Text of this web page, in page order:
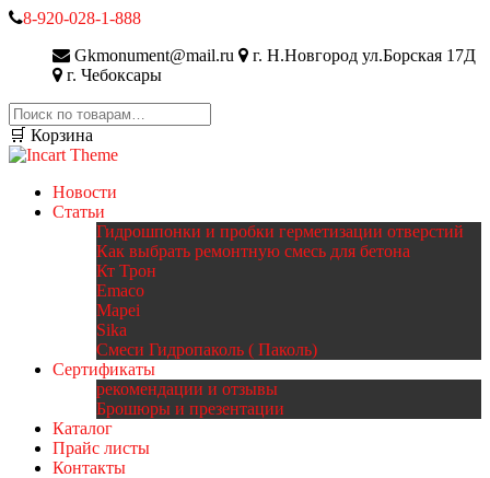
8-920-028-1-888
Gkmonument@mail.ru
г. Н.Новгород ул.Борская 17Д
г. Чебоксары
Искать:
🛒 Корзина
Новости
Статьи
Гидрошпонки и пробки герметизации отверстий
Как выбрать ремонтную смесь для бетона
Кт Трон
Emaco
Mapei
Sika
Смеси Гидропаколь ( Паколь)
Сертификаты
рекомендации и отзывы
Брошюры и презентации
Каталог
Прайс листы
Контакты